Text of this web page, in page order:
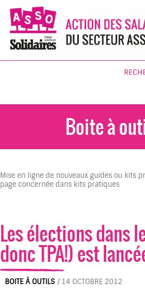
Boite à
Mise en ligne de nouveaux guides ou kits
page concernée dans kits pratiques
Les élections dans
donc TPA!) est
BOITE À OUTILS / 14 OCTOBRE 2012